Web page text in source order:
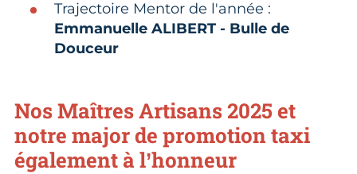
Trajectoire Mentor de l'année :
Emmanuelle ALIBERT - Bulle de
Douceur
Nos Maîtres Artisans 2025 et
notre major de promotion taxi
également à l’honneur